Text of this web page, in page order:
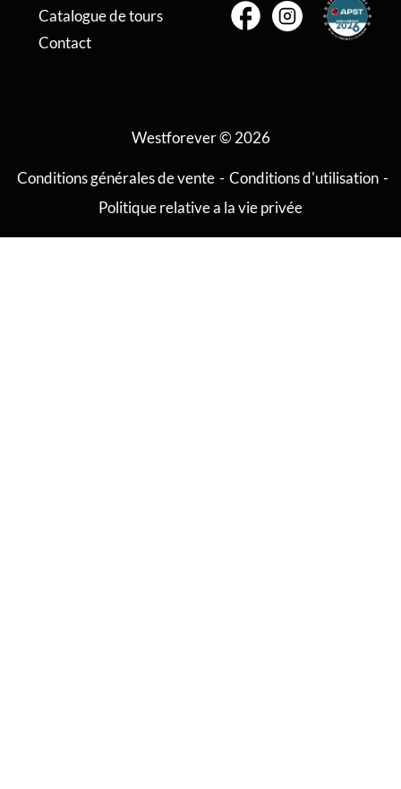
Catalogue de tours
Contact
Westforever © 2026
Conditions générales de vente - Conditions d'utilisation -
Politique relative a la vie privée